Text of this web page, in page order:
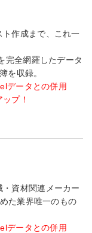
作成まで、これ一
完全網羅したデータ
を収録。
データとの併用
プ！
資材関連メーカー
た業界唯一のもの
データとの併用